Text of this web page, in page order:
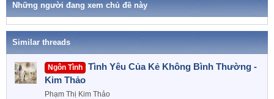
Những người đang xem chủ đề này
Similar threads
Ngôn Tình
Tình Yêu Của Kẻ Không Bình Thường -
Kim Thảo
Phạm Thị Kim Thảo